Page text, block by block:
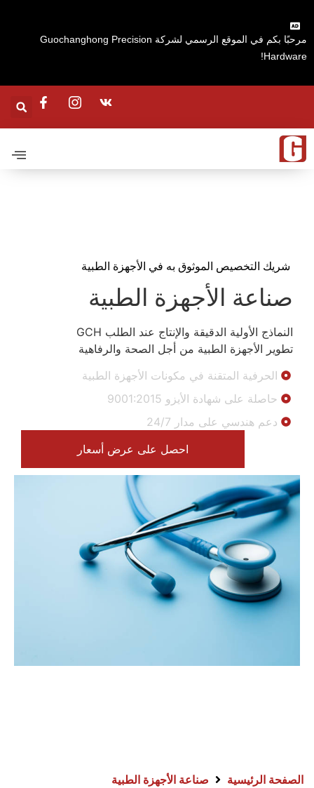
مرحبًا بكم في الموقع الرسمي لشركة Guochanghong Precision
Hardware!
شريك التخصيص الموثوق به في الأجهزة الطبية
صناعة الأجهزة الطبية
النماذج الأولية الدقيقة والإنتاج عند الطلب GCH
تطوير الأجهزة الطبية من أجل الصحة والرفاهية
الحرفية المتقنة في مكونات الأجهزة الطبية
حاصلة على شهادة الأيزو 9001:2015
دعم هندسي على مدار 24/7
احصل على عرض أسعار
الصفحة الرئيسية صناعة الأجهزة الطبية